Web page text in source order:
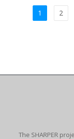
1 2
The SHARPER